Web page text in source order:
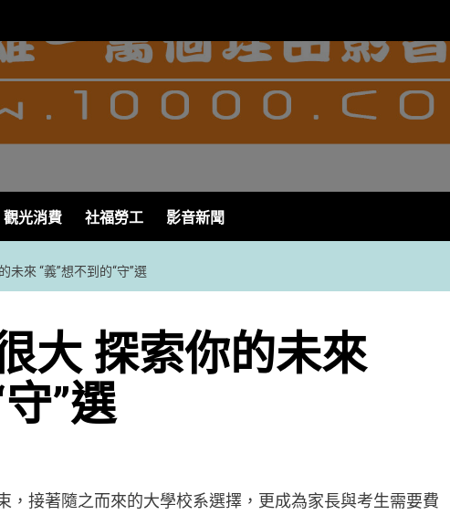
觀光消費 社福勞工 影音新聞
未來 “義”想不到的“守”選
大 探索你的未來
”選
，接著隨之而來的大學校系選擇，更成為家長與考生需要費